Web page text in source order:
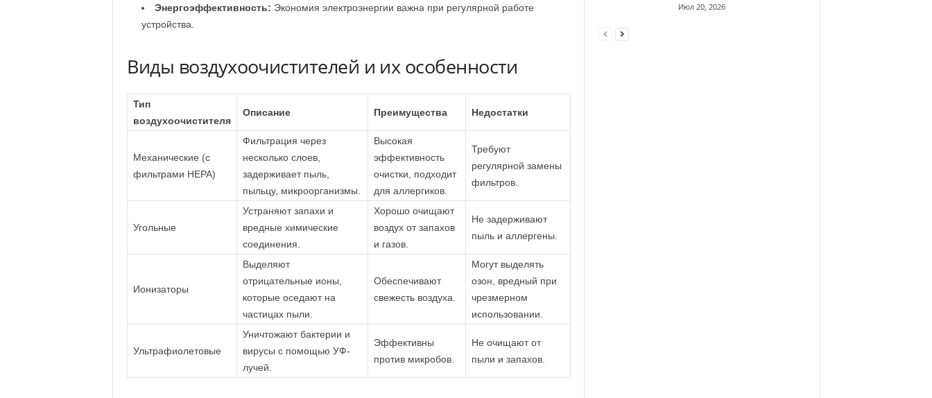
Энергоэффективность: Экономия электроэнергии важна при регулярной работе
устройства.
Виды воздухоочистителей и их особенности
Тип
воздухоочистителя
Описание Преимущества Недостатки
Механические (с
фильтрами HEPA)
Фильтрация через
несколько слоев,
задерживает пыль,
пыльцу, микроорганизмы.
Высокая
эффективность
очистки, подходит
для аллергиков.
Требуют
регулярной замены
фильтров.
Угольные
Устраняют запахи и
вредные химические
соединения.
Хорошо очищают
воздух от запахов
и газов.
Не задерживают
пыль и аллергены.
Ионизаторы
Выделяют
отрицательные ионы,
которые оседают на
частицах пыли.
Обеспечивают
свежесть воздуха.
Могут выделять
озон, вредный при
чрезмерном
использовании.
Ультрафиолетовые
Уничтожают бактерии и
вирусы с помощью УФ-
лучей.
Эффективны
против микробов.
Не очищают от
пыли и запахов.
Июл 20, 2026